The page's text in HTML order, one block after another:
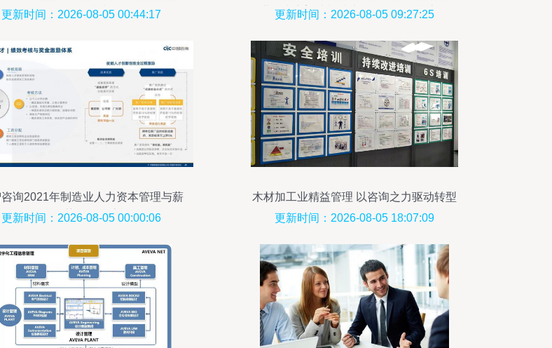
全坚固防线
更新时间：2026-08-05 00:44:17
进行卖点塑造与技术管理咨询融合之道
更新时间：2026-08-05 09:27:25
询2021年制造业人力资本管理与薪
酬趋势分析报告
更新时间：2026-08-05 00:00:06
木材加工业精益管理 以咨询之力驱动转型
升级
更新时间：2026-08-05 18:07:09